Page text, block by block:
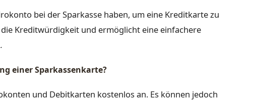
bei der Sparkasse haben, um eine Kreditkarte zu
Kreditwürdigkeit und ermöglicht eine einfachere
einer Sparkassenkarte?
und Debitkarten kostenlos an. Es können jedoch